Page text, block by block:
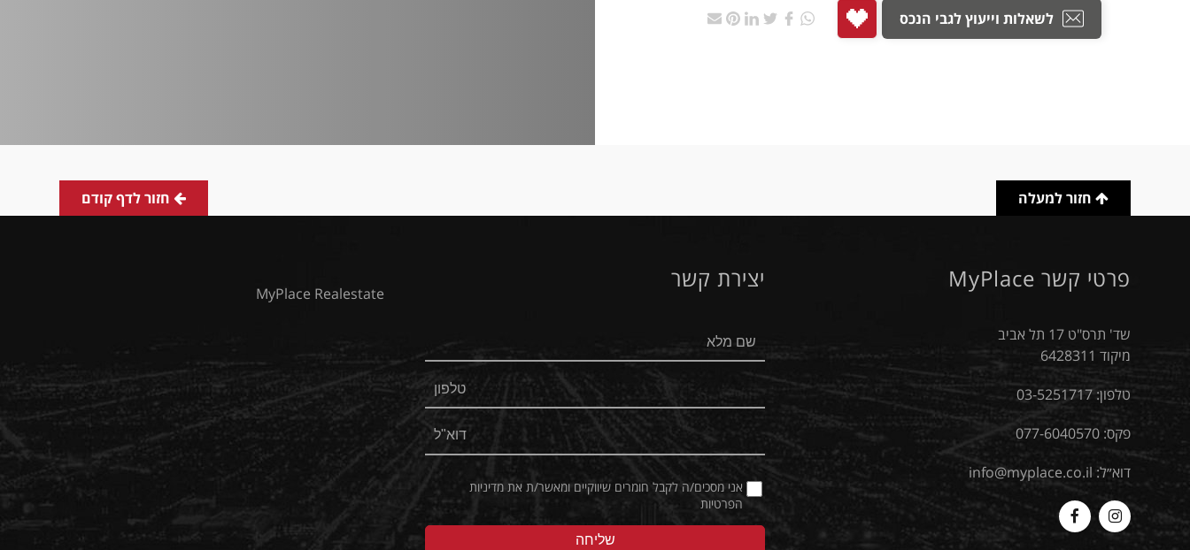
לשאלות וייעוץ לגבי הנכס
חזור למעלה חזור לדף קודם
פרטי קשר MyPlace
שד' תרס"ט 17 תל אביב
מיקוד 6428311
טלפון:03-5251717
פקס: 077-6040570
דוא״ל: info@myplace.co.il
Myplace
MyPlace
יצירת קשר
אני מסכים/ה לקבל חומרים שיווקיים ומאשר/ת אתמדיניות
הפרטיות
MyPlace Realestate